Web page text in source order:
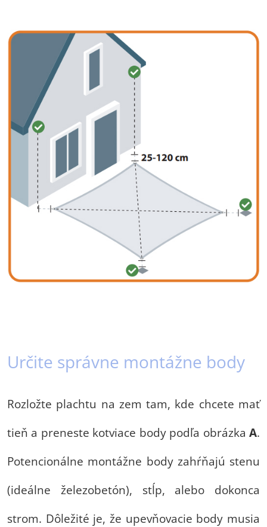
Určite správne montážne body
Rozložte plachtu na zem tam, kde chcete mať
tieň a preneste kotviace body podľa obrázka A.
Potencionálne montážne body zahŕňajú stenu
(ideálne železobetón), stĺp, alebo dokonca
strom. Dôležité je, že upevňovacie body musia